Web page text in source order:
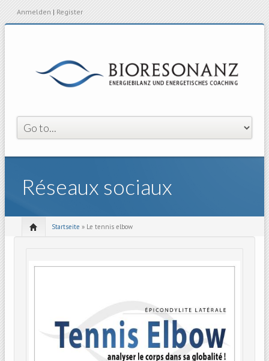
Anmelden | Register
Réseaux sociaux
Startseite » Le tennis elbow